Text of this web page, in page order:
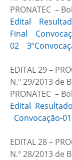
PRONATEC –
Edital
Final
02
EDITAL 29 –
N.º 29/2013 de
PRONATEC –
Edital
Convocação-01
EDITAL 28 –
N.º 28/2013 de